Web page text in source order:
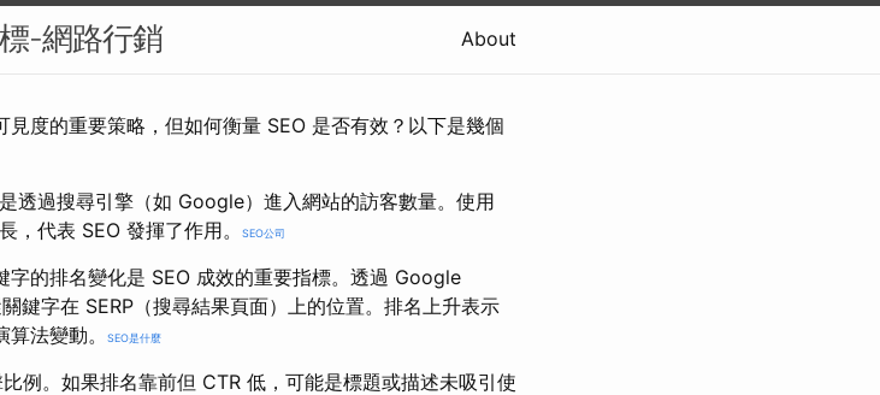
-網路行銷 About
度的重要策略，但如何衡量 SEO 是否有效？以下是幾個
透過搜尋引擎（如 Google）進入網站的訪客數量。使用
代表 SEO 發揮了作用。
SEO公司
的排名變化是 SEO 成效的重要指標。透過 Google
鍵字在 SERP（搜尋結果頁面）上的位置。排名上升表示
法變動。
SEO是什麼
例。如果排名靠前但 CTR 低，可能是標題或描述未吸引使